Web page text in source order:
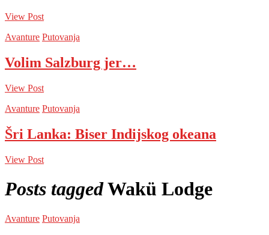
View Post
Avanture Putovanja
Volim Salzburg jer…
View Post
Avanture Putovanja
Šri Lanka: Biser Indijskog okeana
View Post
Posts taggedWakü Lodge
Avanture Putovanja